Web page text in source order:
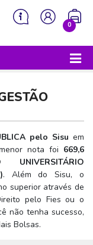
0
saber
saber
pelo Sisu em
nota foi 669,6
UNIVERSITÁRIO
). Além do Sisu, o
superior através de
pelo Fies ou o
não tenha sucesso,
Bolsas.